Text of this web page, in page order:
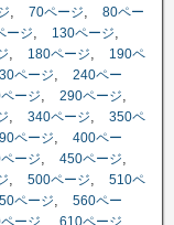
70ページ
80ペー
ージ 130ページ
180ページ
190ペ
ページ
240ペー
ージ 290ページ
340ページ
350ペ
ページ
400ペー
ージ 450ページ
500ページ
510ペ
ページ
560ペー
ージ 610ページ